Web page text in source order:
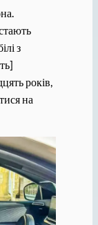
з
років,
на